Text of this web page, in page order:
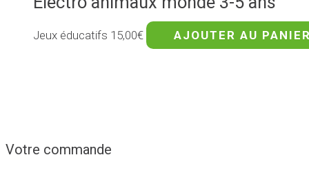
Jeux éducatifs 15,00€ AJOUTER AU
Votre commande